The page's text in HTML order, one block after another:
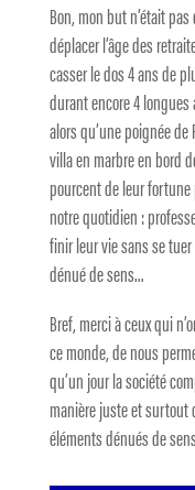
Bon, mon but n’était
déplacer l’âge des
casser le dos 4 ans de
durant encore 4
alors qu’une poignée
villa en marbre en bord
pourcent de leur
notre quotidien :
finir leur vie sans se
dénué de sens…
Bref, merci à ceux qui
ce monde, de nous
qu’un jour la société
manière juste et surtout
éléments dénués de